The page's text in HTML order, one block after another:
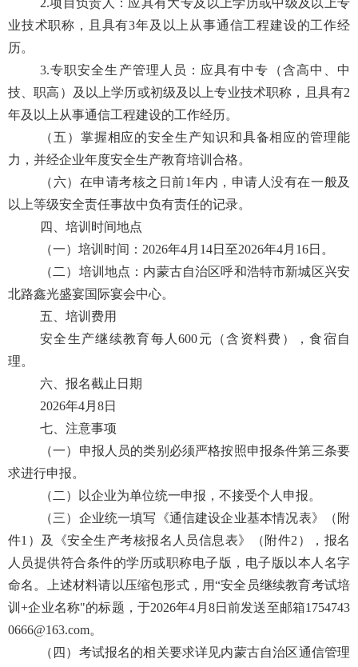
2.项目负责人：应具有大专及以上学历或中级及以上专
业技术职称，且具有3年及以上从事通信工程建设的工作经
历。
3.专职安全生产管理人员：应具有中专（含高中、中
技、职高）及以上学历或初级及以上专业技术职称，且具有2
年及以上从事通信工程建设的工作经历。
（五） 掌握相应的安全生产知识和具备相应的管理能
力，并经企业年度安全生产教育培训合格。
（六） 在申请考核之日前1年内，申请人没有在一般及
以上等级安全责任事故中负有责任的记录。
四、培训时间地点
（一）培训时间： 2026年4月 14日至2026年4月 16日。
（二）培训地点：内蒙古自治区呼和浩特市新城区兴安
北路鑫光盛宴国际宴会中心。
五、培训费用
安全生产继续教育每人600元（含资料费），食宿自
理。
六、报名截止日期
2026年4月 8日
七、注意事项
（一）申报人员的类别必须严格按照申报条件第三条要
求进行申报。
（二）以企业为单位统一申报，不接受个人申报。
（三）企业统一填写《通信建设企业基本情况表》（附
件1）及《安全生产考核报名人员信息表》（附件2），报名
人员提供符合条件的学历或职称电子版，电子版以本人名字
命名。上述材料请以压缩包形式，用“安全员继续教育考试培
训+企业名称"的标题，于2026年4 月 8日前发送至邮箱1754743
0666@163.com。
（ 四 ）考试报名的相关要求详见内蒙古自治区通信管理